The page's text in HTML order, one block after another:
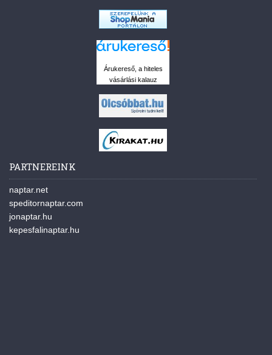
Árukereső, a hiteles
vásárlási kalauz
PARTNEREINK
naptar.net
speditornaptar.com
jonaptar.hu
kepesfalinaptar.hu